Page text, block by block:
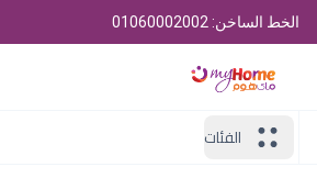
الخط الساخن: 01060002002
الفئات